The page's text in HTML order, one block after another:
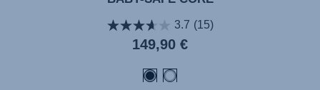
3.7 (15)
Aktueller
Preis
149,90 €